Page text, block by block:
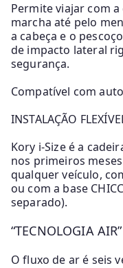
Permite viajar com
marcha até pelo
a cabeça e o
de impacto lateral
segurança.
Compatível com
INSTALAÇÃO
Kory i-Size é a
nos primeiros
qualquer veículo,
ou com a base
separado).
“TECNOLOGIA AIR”
O fluxo de ar é seis